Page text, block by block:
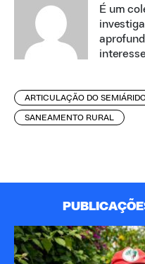
É um
ARTICULAÇÃO DO
SANEAMENTO RURAL